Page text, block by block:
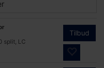
split, LC
Tilbud